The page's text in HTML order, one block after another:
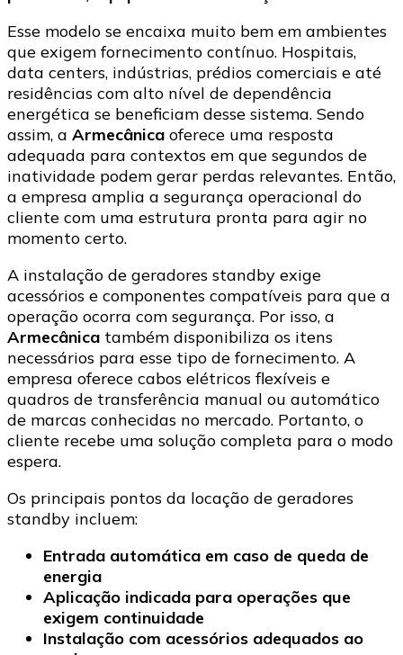
Esse modelo se encaixa muito bem em ambientes
que exigem fornecimento contínuo. Hospitais,
data centers, indústrias, prédios comerciais e até
residências com alto nível de dependência
energética se beneficiam desse sistema. Sendo
assim, a Armecânica oferece uma resposta
adequada para contextos em que segundos de
inatividade podem gerar perdas relevantes. Então,
a empresa amplia a segurança operacional do
cliente com uma estrutura pronta para agir no
momento certo.
A instalação de geradores standby exige
acessórios e componentes compatíveis para que a
operação ocorra com segurança. Por isso, a
Armecânica também disponibiliza os itens
necessários para esse tipo de fornecimento. A
empresa oferece cabos elétricos flexíveis e
quadros de transferência manual ou automático
de marcas conhecidas no mercado. Portanto, o
cliente recebe uma solução completa para o modo
espera.
Os principais pontos da locação de geradores
standby incluem:
Entrada automática em caso de queda de
energia
Aplicação indicada para operações que
exigem continuidade
Instalação com acessórios adequados ao